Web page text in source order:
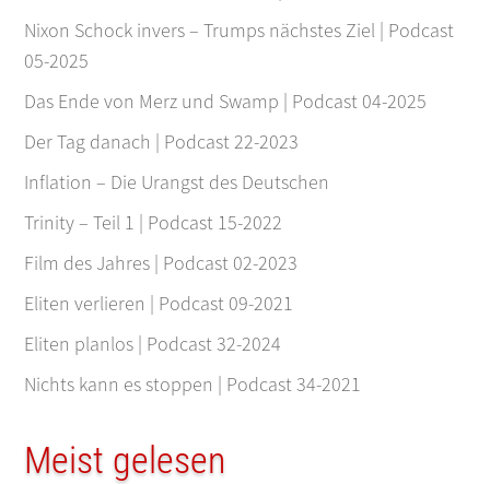
Nixon Schock invers – Trumps nächstes Ziel | Podcast
05-2025
Das Ende von Merz und Swamp | Podcast 04-2025
Der Tag danach | Podcast 22-2023
Inflation – Die Urangst des Deutschen
Trinity – Teil 1 | Podcast 15-2022
Film des Jahres | Podcast 02-2023
Eliten verlieren | Podcast 09-2021
Eliten planlos | Podcast 32-2024
Nichts kann es stoppen | Podcast 34-2021
Meist gelesen